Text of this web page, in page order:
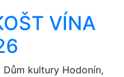
VÍNA
kultury Hodonín,